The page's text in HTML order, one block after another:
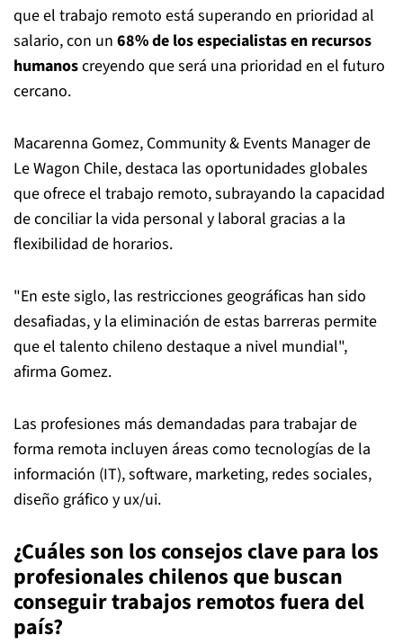
que el trabajo remoto está superando en prioridad al
salario, con un 68% de los especialistas en recursos
humanoscreyendo que será una prioridad en el futuro
cercano.
Macarenna Gomez, Community & Events Manager de
Le Wagon Chile, destaca las oportunidades globales
que ofrece el trabajo remoto, subrayando la capacidad
de conciliar la vida personal y laboral gracias a la
flexibilidad de horarios.
"En este siglo, las restricciones geográficas han sido
desafiadas, y la eliminación de estas barreras permite
que el talento chileno destaque a nivel mundial",
afirma Gomez.
Las profesiones más demandadas para trabajar de
forma remota incluyen áreas como tecnologías de la
información (IT), software, marketing, redes sociales,
diseño gráfico y ux/ui.
¿Cuáles son los consejos clave para los
profesionales chilenos que buscan
conseguir trabajos remotos fuera del
país?